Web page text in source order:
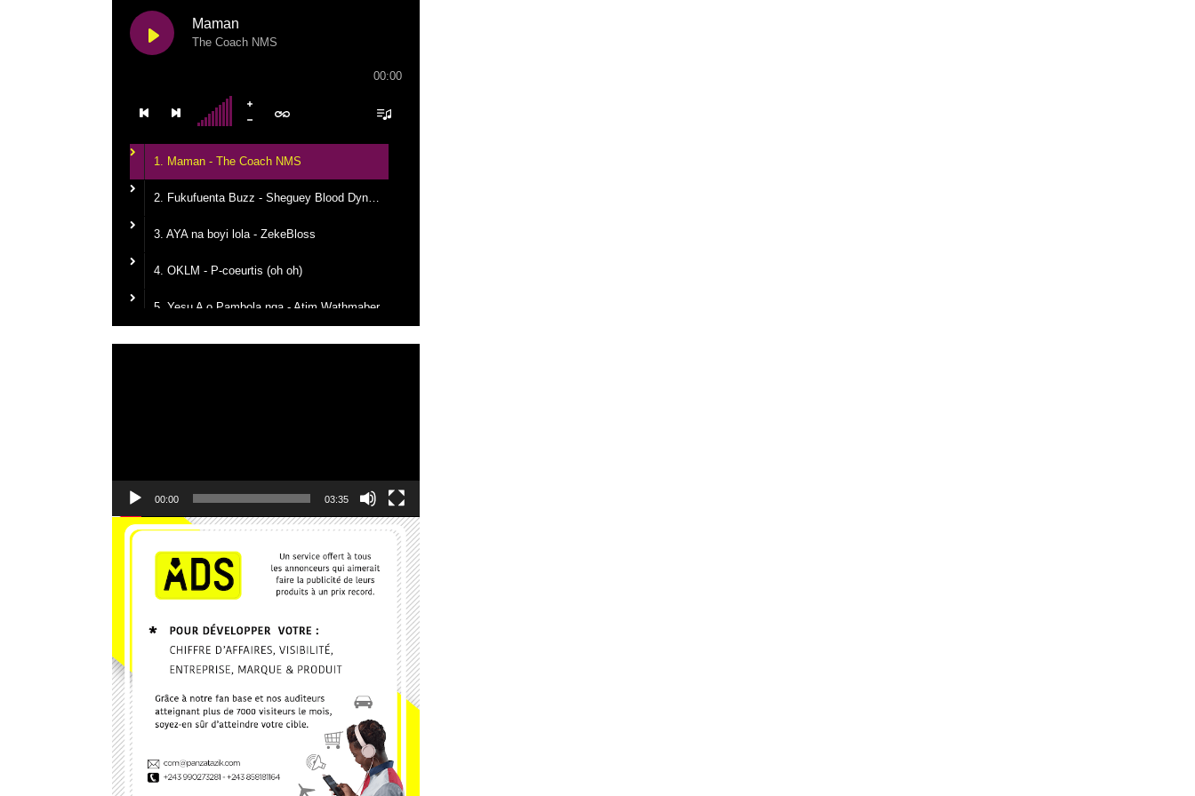
Maman
The Coach NMS
00:00
1. Maman - The Coach NMS
2. Fukufuenta Buzz - Sheguey Blood Dynastie
3. AYA na boyi lola - ZekeBloss
4. OKLM - P-coeurtis (oh oh)
5. Yesu A o Pambola nga - Atim Wathmaber
6. Tikanga na yemba - Candy Mulamba
10. Edgard Johnson - Ce que J'ai, Je te le donne
00:00 03:35